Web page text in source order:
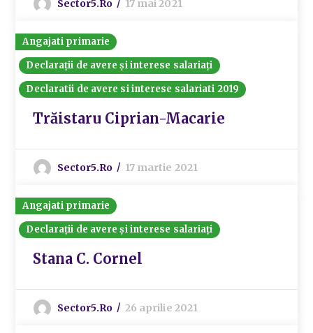
Sector5.ro 17 mai 2021
Angajati primarie
Declarații de avere și interese salariați
Declaratii de avere si interese salariati 2019
Trăistaru Ciprian-Macarie
Sector5.ro 17 martie 2021
Angajati primarie
Declarații de avere și interese salariați
Stana C. Cornel
Sector5.ro 26 aprilie 2021